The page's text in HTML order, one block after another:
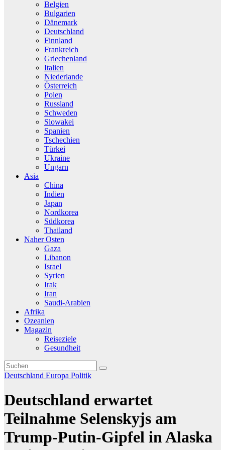
Belgien
Bulgarien
Dänemark
Deutschland
Finnland
Frankreich
Griechenland
Italien
Niederlande
Österreich
Polen
Russland
Schweden
Slowakei
Spanien
Tschechien
Türkei
Ukraine
Ungarn
Asia
China
Indien
Japan
Nordkorea
Südkorea
Thailand
Naher Osten
Gaza
Libanon
Israel
Syrien
Irak
Iran
Saudi-Arabien
Afrika
Ozeanien
Magazin
Reiseziele
Gesundheit
Deutschland Europa Politik
Deutschland erwartet
Teilnahme Selenskyjs am
Trump-Putin-Gipfel in Alaska